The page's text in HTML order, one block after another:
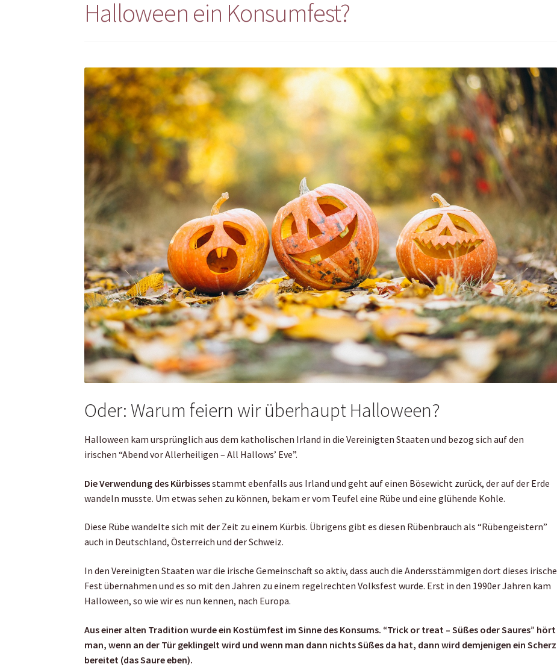
Halloween ein Konsumfest?
Oder: Warum feiern wir überhaupt Halloween?
Halloween kam ursprünglich aus dem katholischen Irland in die Vereinigten Staaten und bezog sich auf den
irischen “Abend vor Allerheiligen – All Hallows’ Eve”.
Die Verwendung des Kürbissesstammt ebenfalls aus Irland und geht auf einen Bösewicht zurück, der auf der Erde
wandeln musste. Um etwas sehen zu können, bekam er vom Teufel eine Rübe und eine glühende Kohle.
Diese Rübe wandelte sich mit der Zeit zu einem Kürbis. Übrigens gibt es diesen Rübenbrauch als “Rübengeistern”
auch in Deutschland, Österreich und der Schweiz.
In den Vereinigten Staaten war die irische Gemeinschaft so aktiv, dass auch die Andersstämmigen dort dieses irische
Fest übernahmen und es so mit den Jahren zu einem regelrechten Volksfest wurde. Erst in den 1990er Jahren kam
Halloween, so wie wir es nun kennen, nach Europa.
Aus einer alten Tradition wurde ein Kostümfest im Sinne des Konsums. “Trick or treat – Süßes oder Saures” hört
man, wenn an der Tür geklingelt wird und wenn man dann nichts Süßes da hat, dann wird demjenigen ein Scherz
bereitet (das Saure eben).